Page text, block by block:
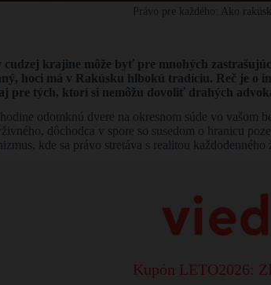
Právo pre každého: Ako
krajine môže byť pre mnohých
hoci má v Rakúsku hlbokú tradíciu. Reč je o
pre tých, ktorí si nemôžu dovoliť drahých
odomknú dvere na okresnom súde vo
dôchodca v spore so susedom o hranicu
kde sa právo stretáva s realitou každodenného
Kupón LETO2026: